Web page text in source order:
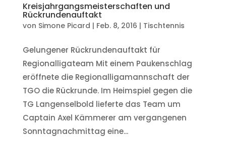
Kreisjahrgangsmeisterschaften und
Rückrundenauftakt
von Simone Picard | Feb. 8, 2016 | Tischtennis
Gelungener Rückrundenauftakt für
Regionalligateam Mit einem Paukenschlag
eröffnete die Regionalligamannschaft der
TGO die Rückrunde. Im Heimspiel gegen die
TG Langenselbold lieferte das Team um
Captain Axel Kämmerer am vergangenen
Sonntagnachmittag eine...